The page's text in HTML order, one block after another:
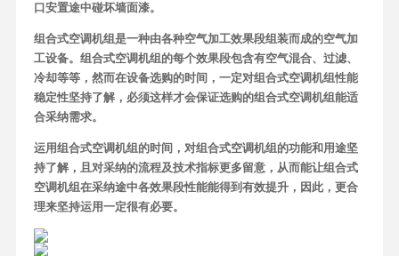
口安置途中碰坏墙面漆。
组合式空调机组是一种由各种空气加工效果段组装而成的空气加
工设备。组合式空调机组的每个效果段包含有空气混合、过滤、
冷却等等，然而在设备选购的时间，一定对组合式空调机组性能
稳定性坚持了解，必须这样才会保证选购的组合式空调机组能适
合采纳需求。
运用组合式空调机组的时间，对组合式空调机组的功能和用途坚
持了解，且对采纳的流程及技术指标更多留意，从而能让组合式
空调机组在采纳途中各效果段性能能得到有效提升，因此，更合
理来坚持运用一定很有必要。